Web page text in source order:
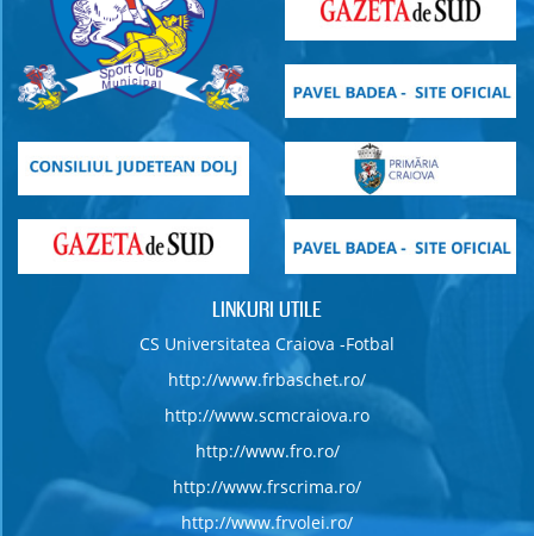
LINKURI UTILE
CS Universitatea Craiova -Fotbal
http://www.frbaschet.ro/
http://www.scmcraiova.ro
http://www.fro.ro/
http://www.frscrima.ro/
http://www.frvolei.ro/